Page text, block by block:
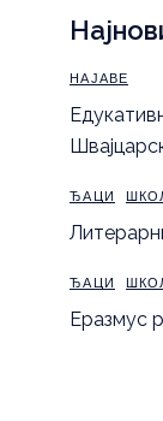
НАЈАВЕ
ЂАЦИ
ЂАЦИ
Еразмус